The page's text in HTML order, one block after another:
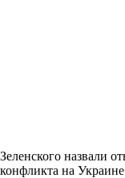
Зеленского назвали
конфликта на Украине